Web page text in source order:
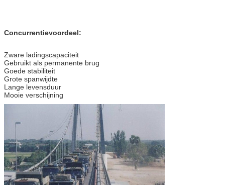
Concurrentievoordeel:
Zware ladingscapaciteit
Gebruikt als permanente brug
Goede stabiliteit
Grote spanwijdte
Lange levensduur
Mooie verschijning